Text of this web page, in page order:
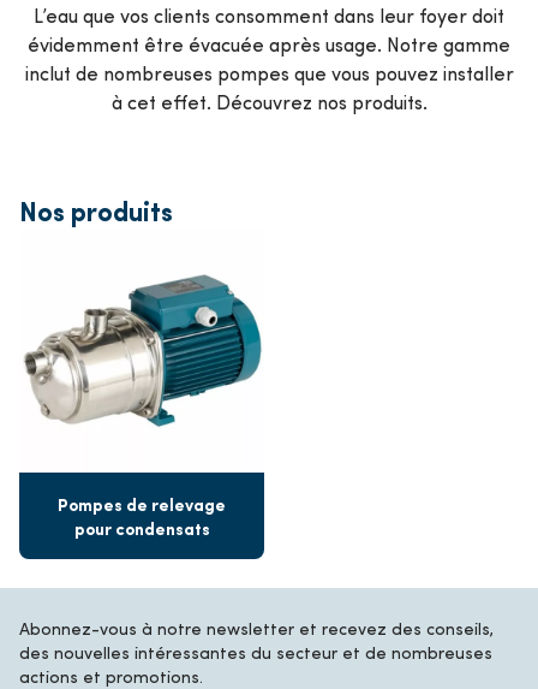
L’eau que vos clients consomment dans leur foyer doit
évidemment être évacuée après usage. Notre gamme
inclut de nombreuses pompes que vous pouvez installer
à cet effet. Découvrez nos produits.
Nos produits
Pompes de relevage
pour condensats
Abonnez-vous à notre newsletter et recevez des conseils,
des nouvelles intéressantes du secteur et de nombreuses
actions et promotions.